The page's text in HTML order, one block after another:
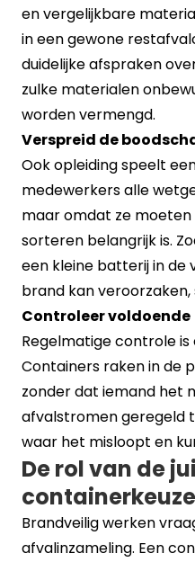
en vergelijkbare
in een gewone
duidelijke afspraken
zulke materialen
worden vermengd.
Verspreid de
Ook opleiding speelt
medewerkers alle
maar omdat ze
sorteren belangrijk is.
een kleine batterij in
brand kan
Controleer voldoende
Regelmatige controle is
Containers raken in de
zonder dat iemand het
afvalstromen geregeld
waar het misloopt en
De rol van de
containerkeuze
Brandveilig werken
afvalinzameling. Een